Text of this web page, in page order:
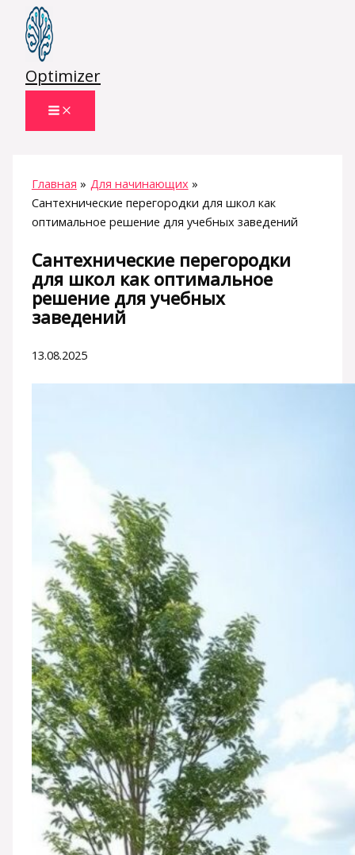
Перейти
содержимому
Optimizer
Главная
Для начинающих
Сантехнические перегородки для школ как
оптимальное решение для учебных заведений
Сантехнические перегородки
для школ как оптимальное
решение для учебных
заведений
13.08.2025